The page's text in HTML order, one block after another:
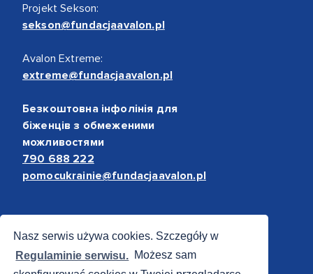
Nasz serwis używa cookies. Szczegóły w
Regulaminie serwisu. Możesz sam
Projekt Sekson:
sekson@fundacjaavalon.pl
Avalon Extreme:
extreme@fundacjaavalon.pl
Безкоштовна інфолінія для
біженців з обмеженими
можливостями
790 688 222
pomocukrainie@fundacjaavalon.pl
Bezpieczne płatności